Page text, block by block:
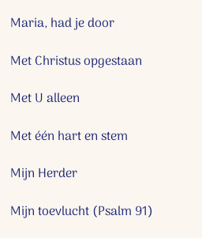
Maria, had je door
Met Christus opgestaan
Met U alleen
Met één hart en stem
Mijn Herder
Mijn toevlucht (Psalm 91)